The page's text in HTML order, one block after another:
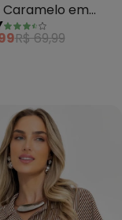
em
Algodão
R$ 69,99